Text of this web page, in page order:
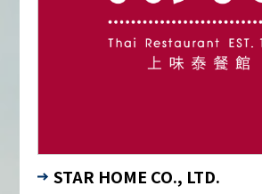
STAR HOME CO., LTD.